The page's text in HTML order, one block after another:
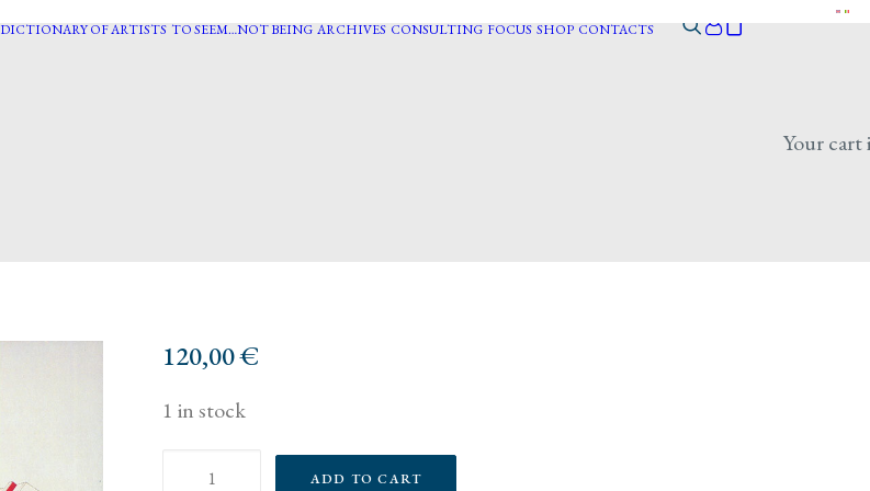
DICTIONARY OF ARTISTS TO SEEM…NOT BEING ARCHIVES CONSULTING FOCUS SHOP CONTACTS
Your cart
120,00€
1 in stock
ADD TO CART